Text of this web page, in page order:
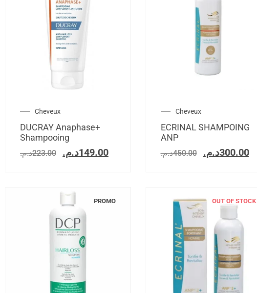
Cheveux
DUCRAY Anaphase+
Shampooing
223.00د.م. 149.00د.م.
Cheveux
ECRINAL SHAMPOING
ANP
450.00د.م. 300.00د.م.
PROMO OUT OF STOCK